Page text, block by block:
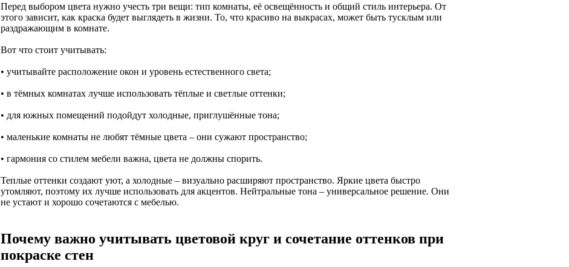
Перед выбором цвета нужно учесть три вещи: тип комнаты, её освещённость и общий стиль интерьера. От
этого зависит, как краска будет выглядеть в жизни. То, что красиво на выкрасах, может быть тусклым или
раздражающим в комнате.
Вот что стоит учитывать:
• учитывайте расположение окон и уровень естественного света;
• в тёмных комнатах лучше использовать тёплые и светлые оттенки;
• для южных помещений подойдут холодные, приглушённые тона;
• маленькие комнаты не любят тёмные цвета – они сужают пространство;
• гармония со стилем мебели важна, цвета не должны спорить.
Теплые оттенки создают уют, а холодные – визуально расширяют пространство. Яркие цвета быстро
утомляют, поэтому их лучше использовать для акцентов. Нейтральные тона – универсальное решение. Они
не устают и хорошо сочетаются с мебелью.
Почему важно учитывать цветовой круг и сочетание оттенков при
покраске стен